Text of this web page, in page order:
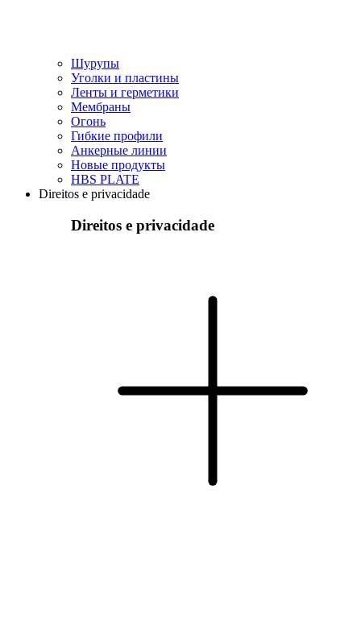
Шурупы
Уголки и пластины
Ленты и герметики
Мембраны
Огонь
Гибкие профили
Анкерные линии
Hовые продукты
HBS PLATE
Direitos e privacidade
Direitos e privacidade